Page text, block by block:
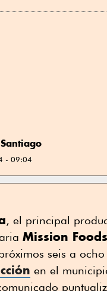
- 09:04
, el principal
Mission
seis a
en el